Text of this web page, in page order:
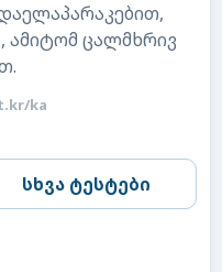
ამიტომ ცალმხრივ
ka
სხვა ტესტები